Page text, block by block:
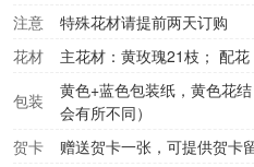
注意
特殊花材请提前两天订购
花材
主花材：黄玫瑰21枝； 配花
包装
黄色+蓝色包装纸，黄色花
会有所不同）
贺卡
赠送贺卡一张，可提供贺卡